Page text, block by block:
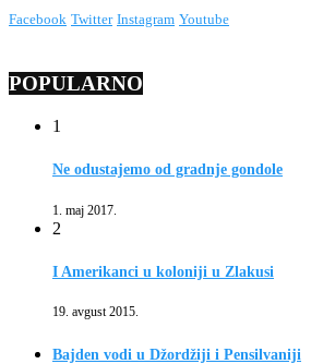
Facebook Twitter Instagram Youtube
POPULARNO
1
Ne odustajemo od gradnje gondole
1. maj 2017.
2
I Amerikanci u koloniji u Zlakusi
19. avgust 2015.
Bajden vodi u Džordžiji i Pensilvaniji